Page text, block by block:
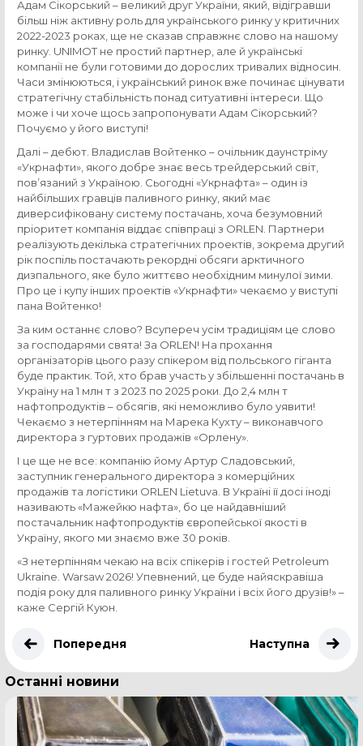
Адам Сікорський – великий друг України, який, відігравши
більш ніж активну роль для українського ринку у критичних
2022-2023 роках, ще не сказав справжнє слово на нашому
ринку. UNIMOT не простий партнер, але й українські
компанії не були готовими до дорослих тривалих відносин.
Часи змінюються, і український ринок вже починає цінувати
стратегічну стабільність понад ситуативні інтереси. Що
може і чи хоче щось запропонувати Адам Сікорський?
Почуємо у його виступі!
Далі – дебют. Владислав Войтенко – очільник даунстріму
«Укрнафти», якого добре знає весь трейдерський світ,
пов’язаний з Україною. Сьогодні «Укрнафта» – один із
найбільших гравців паливного ринку, який має
диверсифіковану систему постачань, хоча безумовний
пріоритет компанія віддає співпраці з ORLEN. Партнери
реалізують декілька стратегічних проектів, зокрема другий
рік поспіль постачають рекордні обсяги арктичного
дизпального, яке було життєво необхідним минулої зими.
Про це і купу інших проектів «Укрнафти» чекаємо у виступі
пана Войтенко!
За ким останнє слово? Всупереч усім традиціям це слово
за господарями свята! За ORLEN! На прохання
організаторів цього разу спікером від польського гіганта
буде практик. Той, хто брав участь у збільшенні постачань в
Україну на 1 млн т з 2023 по 2025 роки. До 2,4 млн т
нафтопродуктів – обсягів, які неможливо було уявити!
Чекаємо з нетерпінням на Марека Кухту – виконавчого
директора з гуртових продажів «Орлену».
І це ще не все: компанію йому Артур Сладовський,
заступник генерального директора з комерційних
продажів та логістики ORLEN Lietuva. В Україні її досі іноді
називають «Мажейкю нафта», бо це найдавніший
постачальник нафтопродуктів європейської якості в
Україну, якого ми знаємо вже 30 років.
«З нетерпінням чекаю на всіх спікерів і гостей Petroleum
Ukraine. Warsaw 2026! Упевнений, це буде найяскравіша
подія року для паливного ринку України і всіх його друзів!» –
каже Сергій Куюн.
Попередня Наступна
Останні новини